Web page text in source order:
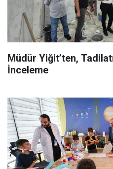
Müdür Yiğit’ten,
İnceleme